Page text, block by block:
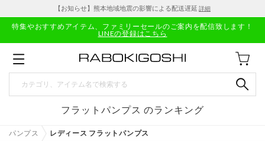
【お知らせ】熊本地域地震の影響による配送遅延 詳細
特集やおすすめアイテム、ファミリーセールのご案内を配信致します！
LINEの登録はこちら
フラットパンプス のランキング
パンプス レディース フラットパンプス